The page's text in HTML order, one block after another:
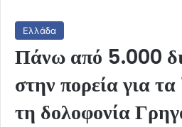
Ελλάδα
Πάνω από 5.000
στην πορεία για
τη δολοφονία